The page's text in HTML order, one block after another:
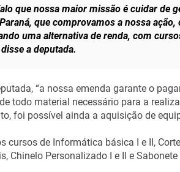
que nossa maior missão é cuidar de
que comprovamos a nossa
uma alternativa de renda, com
a deputada.
“a nossa emenda garante o
todo material necessário para a
foi possível ainda a aquisição de
cursos de Informática básica I e II,
Chinelo Personalizado I e II e